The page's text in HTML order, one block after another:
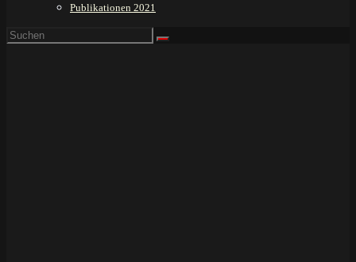
Publikationen 2021